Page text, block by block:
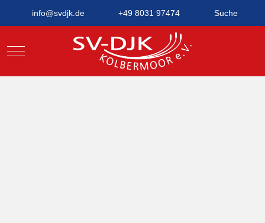
info@svdjk.de +49 8031 97474 Suche
Mobile Menu Toggle